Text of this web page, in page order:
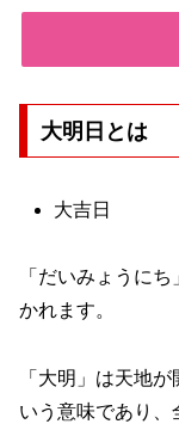
大明日とは
大吉日
「だいみょうに
かれます。
「大明」は天地
いう意味であり